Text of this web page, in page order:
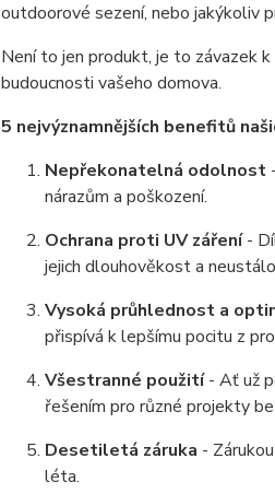
outdoorové sezení, nebo jakýkoliv
Není to jen produkt, je to závazek
budoucnosti vašeho domova.
5 nejvýznamnějších benefitů
Nepřekonatelná odolnost
nárazům a poškození.
Ochrana proti UV záření-
jejich dlouhověkost a
Vysoká průhlednost a
přispívá k lepšímu pocitu z
Všestranné použití- Ať už
řešením pro různé projekty
Desetiletá záruka -
léta.